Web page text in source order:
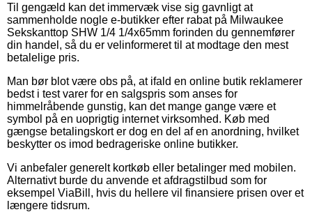
Til gengæld kan det immervæk vise sig gavnligt at
sammenholde nogle e-butikker efter rabat på Milwaukee
Sekskanttop SHW 1/4 1/4x65mm forinden du gennemfører
din handel, så du er velinformeret til at modtage den mest
betalelige pris.
Man bør blot være obs på, at ifald en online butik reklamerer
bedst i test varer for en salgspris som anses for
himmelråbende gunstig, kan det mange gange være et
symbol på en uoprigtig internet virksomhed. Køb med
gængse betalingskort er dog en del af en anordning, hvilket
beskytter os imod bedrageriske online butikker.
Vi anbefaler generelt kortkøb eller betalinger med mobilen.
Alternativt burde du anvende et afdragstilbud som for
eksempel ViaBill, hvis du hellere vil finansiere prisen over et
længere tidsrum.